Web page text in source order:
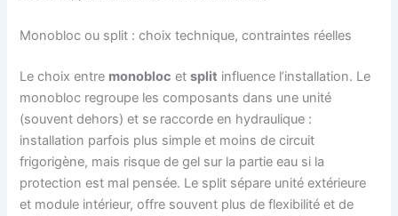
Monobloc ou split : choix technique, contraintes réelles
Le choix entre monobloc etsplit influence l’installation. Le
monobloc regroupe les composants dans une unité
(souvent dehors) et se raccorde en hydraulique :
installation parfois plus simple et moins de circuit
frigorigène, mais risque de gel sur la partie eau si la
protection est mal pensée. Le split sépare unité extérieure
et module intérieur, offre souvent plus de flexibilité et de